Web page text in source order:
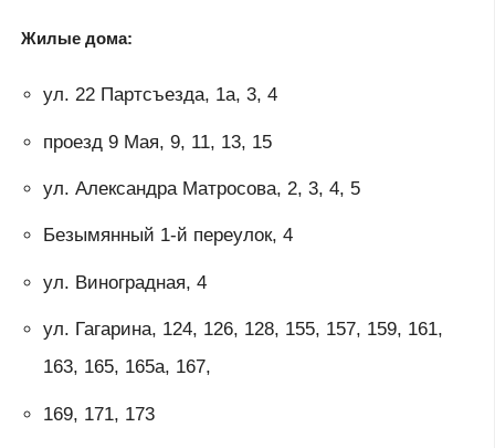
Жилые дома:
ул. 22 Партсъезда, 1а, 3, 4
проезд 9 Мая, 9, 11, 13, 15
ул. Александра Матросова, 2, 3, 4, 5
Безымянный 1-й переулок, 4
ул. Виноградная, 4
ул. Гагарина, 124, 126, 128, 155, 157, 159, 161,
163, 165, 165а, 167,
169, 171, 173